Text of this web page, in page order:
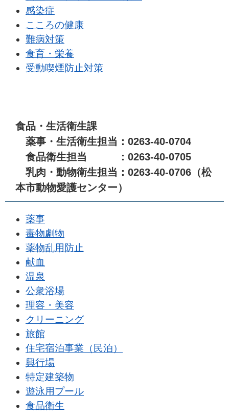
感染症
こころの健康
難病対策
食育・栄養
受動喫煙防止対策
食品・生活衛生課
薬事・生活衛生担当：0263-40-0704
食品衛生担当 ：0263-40-0705
乳肉・動物衛生担当：0263-40-0706（松
本市動物愛護センター）
薬事
毒物劇物
薬物乱用防止
献血
温泉
公衆浴場
理容・美容
クリーニング
旅館
住宅宿泊事業（民泊）
興行場
特定建築物
遊泳用プール
食品衛生